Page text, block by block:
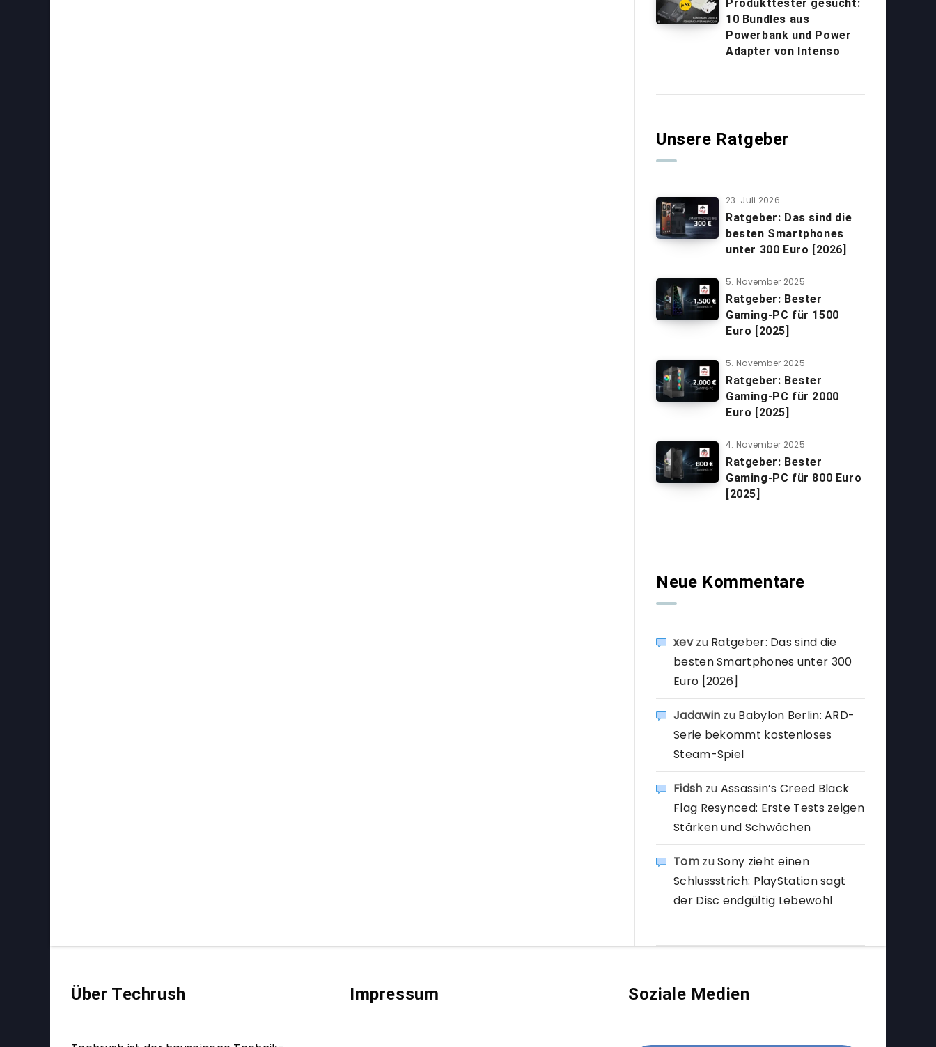
Produkttester gesucht:
10 Bundles aus
Powerbank und Power
Adapter von Intenso
Unsere Ratgeber
23. Juli 2026
Ratgeber: Das sind die
besten Smartphones
unter 300 Euro [2026]
5. November 2025
Ratgeber: Bester
Gaming-PC für 1500
Euro [2025]
5. November 2025
Ratgeber: Bester
Gaming-PC für 2000
Euro [2025]
4. November 2025
Ratgeber: Bester
Gaming-PC für 800 Euro
[2025]
Neue Kommentare
xevzu Ratgeber: Das sind die
besten Smartphones unter 300
Euro [2026]
Jadawin zu Babylon Berlin: ARD-
Serie bekommt kostenloses
Steam-Spiel
Fidsh zu Assassin’s Creed Black
Flag Resynced: Erste Tests zeigen
Stärken und Schwächen
TomzuSony zieht einen
Schlussstrich: PlayStation sagt
der Disc endgültig Lebewohl
Über Techrush Impressum Soziale Medien